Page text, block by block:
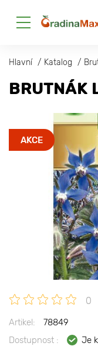
Hlavní Katalog
BRUTNÁK
AKCE
0
Artikel:
78849
Dostupnost :
Je